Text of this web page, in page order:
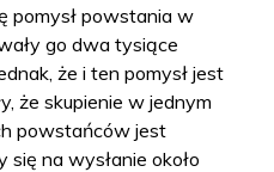
pomysł powstania w
go dwa tysiące
że i ten pomysł jest
że skupienie w jednym
powstańców jest
na wysłanie około